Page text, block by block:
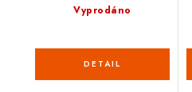
Vyprodáno